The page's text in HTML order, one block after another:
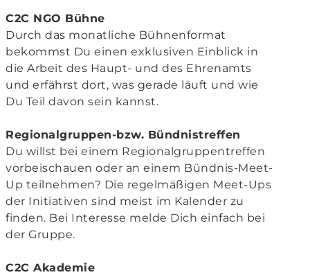
C2C NGO Bühne
Durch das monatliche Bühnenformat
bekommst Du einen exklusiven Einblick in
die Arbeit des Haupt- und des Ehrenamts
und erfährst dort, was gerade läuft und wie
Du Teil davon sein kannst.
Regionalgruppen-bzw. Bündnistreffen
Du willst bei einem Regionalgruppentreffen
vorbeischauen oder an einem Bündnis-Meet-
Up teilnehmen? Die regelmäßigen Meet-Ups
der Initiativen sind meist im Kalender zu
finden. Bei Interesse melde Dich einfach bei
der Gruppe.
C2C Akademie